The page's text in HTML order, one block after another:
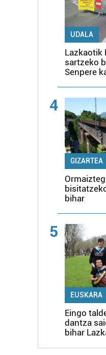
UDALA
Lazkaotik
sartzeko
Senpere
4
GIZARTEA
bihar
5
EUSKARA
Eingo
dantza
bihar